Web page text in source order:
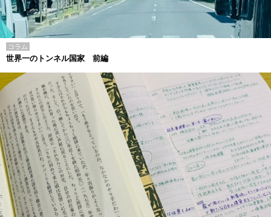
コラム
世界一のトンネル国家 前編